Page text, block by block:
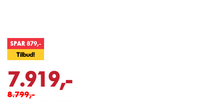
SPAR 879,-
Tilbud!
7.919,-
8.799,-